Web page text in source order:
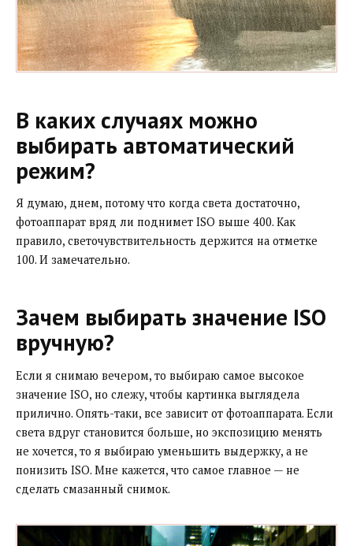
В каких случаях можно
выбирать автоматический
режим?
Я думаю, днем, потому что когда света достаточно,
фотоаппарат вряд ли поднимет ISO выше 400. Как
правило, светочувствительность держится на отметке
100. И замечательно.
Зачем выбирать значение ISO
вручную?
Если я снимаю вечером, то выбираю самое высокое
значение ISO, но слежу, чтобы картинка выглядела
прилично. Опять-таки, все зависит от фотоаппарата. Если
света вдруг становится больше, но экспозицию менять
не хочется, то я выбираю уменьшить выдержку, а не
понизить ISO. Мне кажется, что самое главное — не
сделать смазанный снимок.